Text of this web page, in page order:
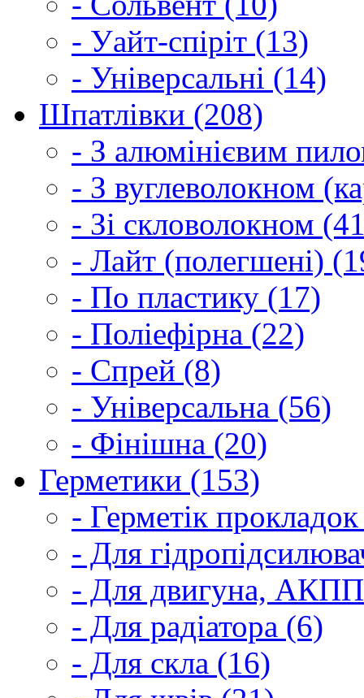
- Уайт-спіріт (13)
- Універсальні (14)
Шпатлівки (208)
- З алюмінієвим
- З вуглеволокном
- Зі скловолокном
- Лайт (полегшені)
- По пластику (17)
- Поліефірна (22)
- Спрей (8)
- Універсальна (56)
- Фінішна (20)
Герметики (153)
- Герметік
- Для
- Для двигуна,
- Для радіатора (6)
- Для скла (16)